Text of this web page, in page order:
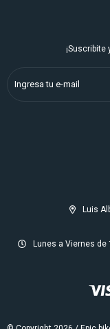
Luis
Lunes a Viernes de